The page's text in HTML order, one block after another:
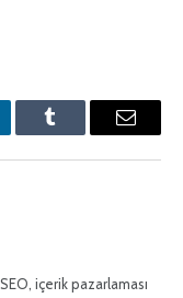
Tumblr
E-
içerik pazarlaması